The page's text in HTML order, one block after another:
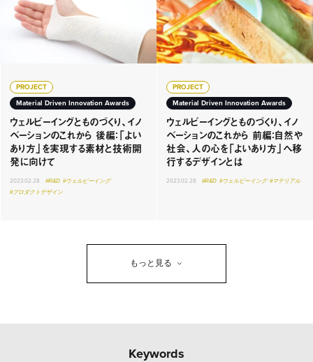
PROJECT
Material Driven Innovation Awards
ウェルビーイングとものづくり、イノ
ベーションのこれから 後編：「よい
あり方」を実現する素材と技術開
発に向けて
2023.02.28 #R&D #ウェルビーイング
#プロダクトデザイン
PROJECT
Material Driven Innovation Awards
ウェルビーイングとものづくり、イノ
ベーションのこれから 前編：自然や
社会、人の心を「よいあり方」へ移
行するデザインとは
2023.02.28 #R&D #ウェルビーイング #マテリアル
もっと見る
Keywords